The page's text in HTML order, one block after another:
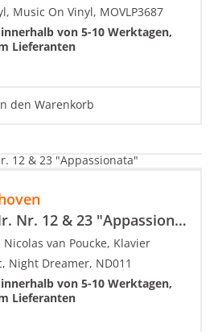
Music On Vinyl, MOVLP3687
von 5-10 Werktagen,
Lieferanten
den Warenkorb
Klaviersonaten Nr. Nr. 12 & 23 "Appassionata"
Nicolas van Poucke, Klavier
Night Dreamer, ND011
von 5-10 Werktagen,
Lieferanten